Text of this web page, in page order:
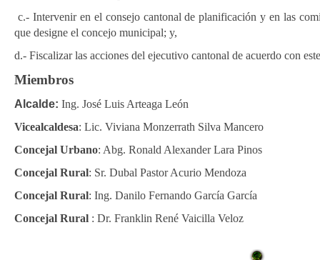
c.- Intervenir en el consejo cantonal de planificación y en las
que designe el concejo municipal; y,
d.- Fiscalizar las acciones del ejecutivo cantonal de acuerdo con
Miembros
Alcalde: Ing. José Luis Arteaga León
Vicealcaldesa: Lic. Viviana Monzerrath Silva Mancero
Concejal Urbano: Abg. Ronald Alexander Lara Pinos
Concejal Rural: Sr. Dubal Pastor Acurio Mendoza
Concejal Rural: Ing. Danilo Fernando García García
Concejal Rural : Dr. Franklin René Vaicilla Veloz